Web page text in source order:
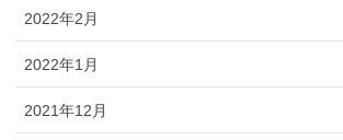
2022年2月
2022年1月
2021年12月